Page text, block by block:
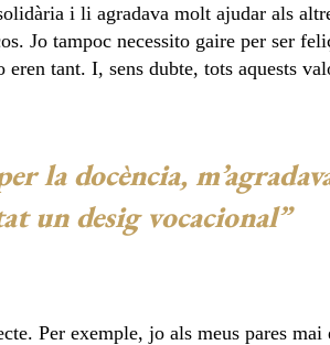
i li agradava molt ajudar als
Jo tampoc necessito gaire per ser
tant. I, sens dubte, tots aquests
la docència,
un desig vocacional”
Per exemple, jo als meus pares